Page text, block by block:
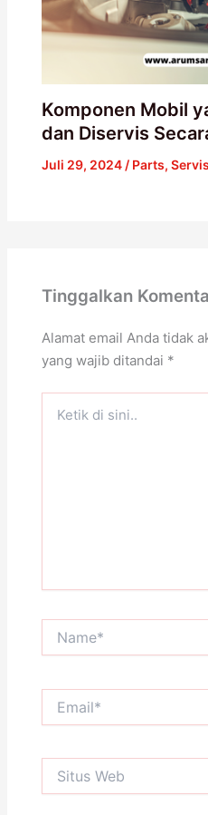
Komponen Mobil
dan Diservis
Juli 29, 2024 / Parts,
Tinggalkan
Alamat email Anda tidak
yang wajib ditandai *
Web